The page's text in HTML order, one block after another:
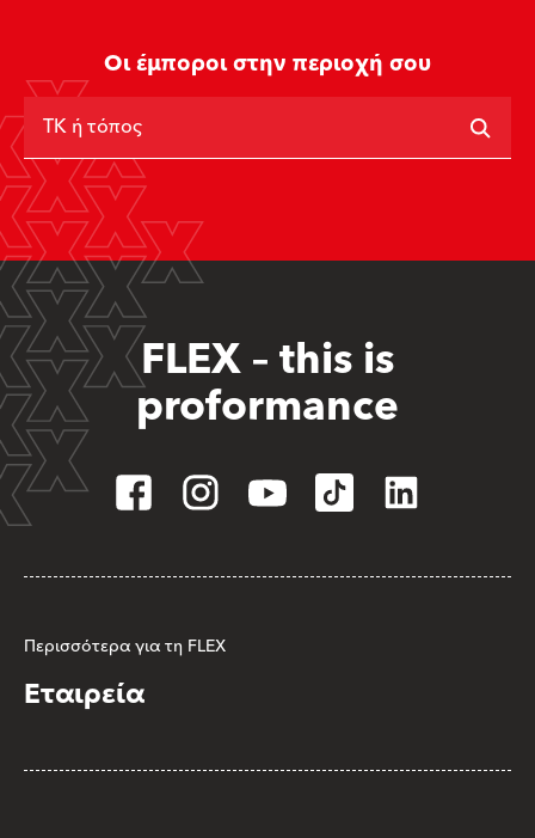
Οι έμποροι στην περιοχή σου
ΤΚ ή τόπος
FLEX – this is
proformance
Περισσότερα για τη FLEX
Εταιρεία